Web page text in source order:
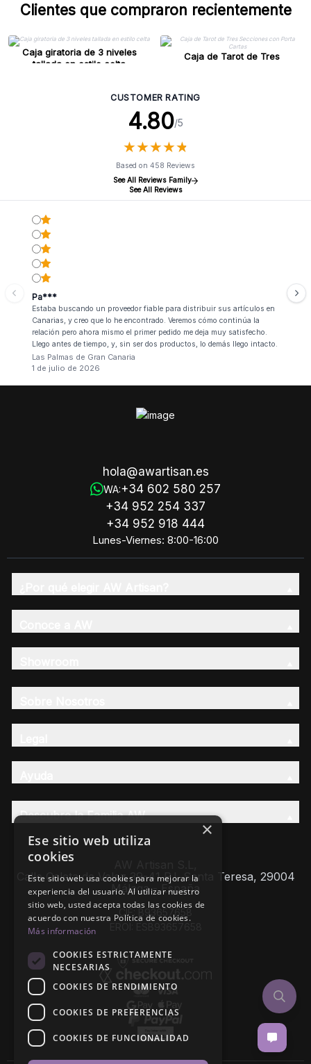
Clientes que compraron recientemente
Caja giratoria de 3 niveles
tallada en estilo celta
Caja de Tarot de Tres
CUSTOMER RATING
4.80/5
★★★★★
★★★★★
Based on 458 Reviews
See All Reviews Family
See All Reviews
Pa***
Estaba buscando un proveedor fiable para distribuir sus artículos en
Canarias, y creo que lo he encontrado. Veremos cómo continúa la
relación pero ahora mismo el primer pedido me deja muy satisfecho.
Llego antes de tiempo, y, sin ser dos productos, lo demás llego intacto.
Las Palmas de Gran Canaria
1 de julio de 2026
hola@awartisan.es
WA:+34 602 580 257
+34 952 254 337
+34 952 918 444
Lunes-Viernes: 8:00-16:00
Descubre la Familia AW
Calle Caleta de Velez 39-41 P.I. Santa Teresa, 29004
Málaga - España
CIF: B93657658
×
Ese sitio web utiliza
cookies
Este sitio web usa cookies para mejorar la
experiencia del usuario. Al utilizar nuestro
sitio web, usted acepta todas las cookies de
acuerdo con nuestra Política de cookies.
Más información
COOKIES ESTRICTAMENTE
NECESARIAS
COOKIES DE RENDIMIENTO
COOKIES DE PREFERENCIAS
COOKIES DE FUNCIONALIDAD